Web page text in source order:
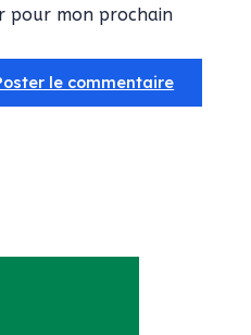
pour mon prochain